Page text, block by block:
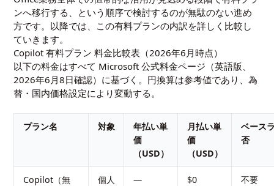
ンへ移行する、という順序で検討するのが無駄のない進め
方です。以降では、この有料プランの内訳を詳しく比較し
ていきます。
Copilot 有料プラン 料金比較表（2026年6月時点）
以下の料金はすべて Microsoft 公式料金ページ（英語版、
2026年6月8日確認）に基づく。円換算は参考値であり、為
替・国内価格設定により変動する。
プラン名 対象
年払い単
価
（USD）
月払い単
価
（USD）
ベース
否
Copilot（無
個人 — $0 不要